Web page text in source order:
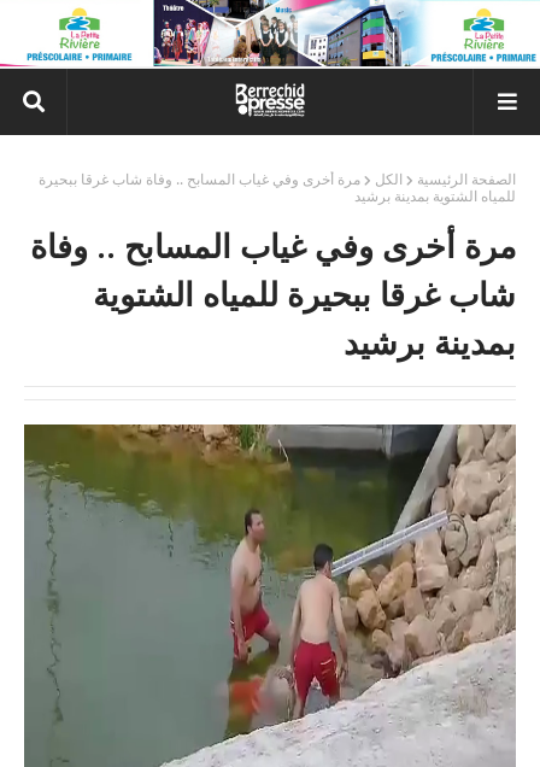
الصفحة الرئيسية الكل
مرة أخرى وفي غياب المسابح .. وفاة شاب غرقا ببحيرة
للمياه الشتوية بمدينة برشيد
مرة أخرى وفي غياب المسابح .. وفاة
شاب غرقا ببحيرة للمياه الشتوية
بمدينة برشيد